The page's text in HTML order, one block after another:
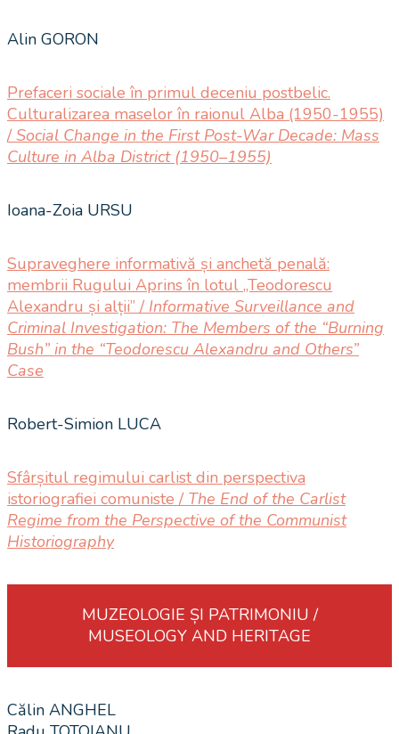
Alin GORON
Prefaceri sociale în primul deceniu postbelic.
Culturalizarea maselor în raionul Alba (1950-1955)
/Social Change in the First Post-War Decade: Mass
Culture in Alba District (1950–1955)
Ioana-Zoia URSU
Supraveghere informativă și anchetă penală:
membrii Rugului Aprins în lotul „Teodorescu
Alexandru și alții” / Informative Surveillance and
Criminal Investigation: The Members of the “Burning
Bush” in the “Teodorescu Alexandru and Others”
Case
Robert-Simion LUCA
Sfârșitul regimului carlist din perspectiva
istoriografiei comuniste / The End of the Carlist
Regime from the Perspective of the Communist
Historiography
MUZEOLOGIE ȘI PATRIMONIU /
MUSEOLOGY AND HERITAGE
Călin ANGHEL